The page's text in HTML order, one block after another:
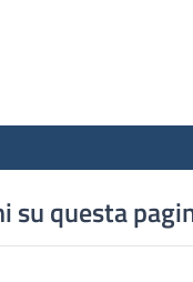
su questa